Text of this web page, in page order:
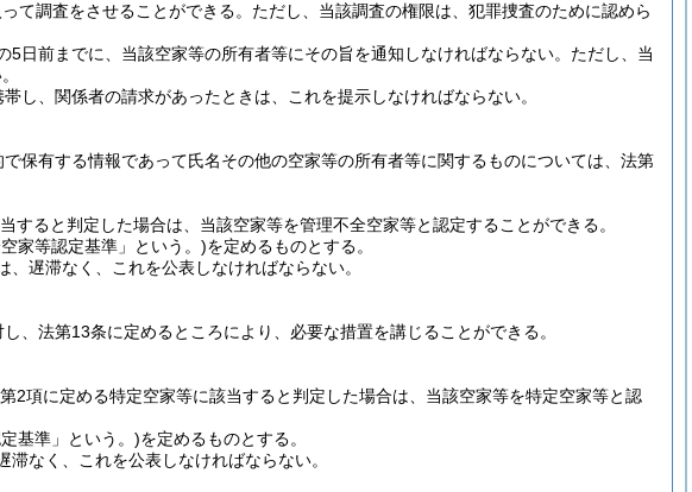
て調査をさせることができる。 ただし、当該調査の権限は、犯罪捜査のために認めら
日前までに、当該空家等の所有者等にその旨を通知しなければならない。 ただし、当
し、関係者の請求があったときは、これを提示しなければならない。
保有する情報であって氏名その他の空家等の所有者等に関するものについては、法第
ると判定した場合は、当該空家等を管理不全空家等と認定することができる。
家等認定基準」という。)を定めるものとする。
遅滞なく、これを公表しなければならない。
、法第13条に定めるところにより、必要な措置を講じることができる。
2項に定める特定空家等に該当すると判定した場合は、当該空家等を特定空家等と認
基準」という。)を定めるものとする。
なく、これを公表しなければならない。